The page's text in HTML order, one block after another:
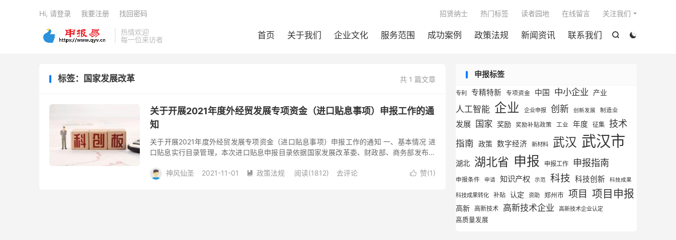
热情欢迎
每一位来访者


首页 关于我们 企业文化 服务范围 成功案例 政策法规 新闻资讯 联系我们
招贤纳士 热门标签 读者园地 在线留言 关注我们
Hi, 请登录 我要注册 找回密码
共 1 篇文章
标签：国家发展改革
关于开展2021年度外经贸发展专项资金（进口贴息事项）申报工作的通
知
关于开展2021年度外经贸发展专项资金（进口贴息事项）申报工作的通知 一、基本情况 进
口贴息实行目录管理，本次进口贴息申报目录依据国家发展改革委、财政部、商务部发布的
 赞(1)
神风仙圣 2021-11-01  政策法规 阅读(1812) 去评论
申报标签
专利 专精特新 专项资金 中国 中小企业 产业
人工智能 企业 企业申报 创新 创新发展 制造业
发展 国家 奖励 奖励补贴政策 工业 年度 征集 技术
指南 政策 数字经济 新材料 武汉 武汉市
湖北 湖北省 申报 申报工作 申报指南
申报条件 申请 知识产权 示范 科技 科技创新 科技成果
科技成果转化 补贴 认定 资助 郑州市 项目 项目申报
高新 高新技术 高新技术企业 高新技术企业认定
高质量发展